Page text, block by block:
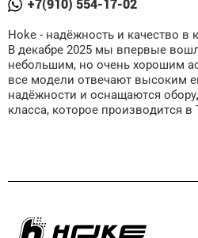
+7(910) 554-17-02
Hoke - надёжность и качество в
В декабре 2025 мы впервые
небольшим, но очень хорошим
все модели отвечают высоким
надёжности и оснащаются
класса, которое производится в